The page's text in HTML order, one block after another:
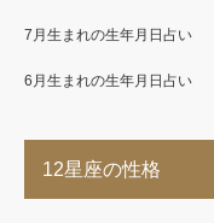
7月生まれの生年月日占い
6月生まれの生年月日占い
12星座の性格